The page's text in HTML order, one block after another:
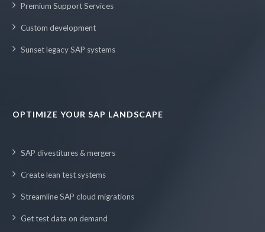
Premium Support Services
Custom development
Sunset legacy SAP systems
OPTIMIZE YOUR SAP LANDSCAPE
SAP divestitures & mergers
Create lean test systems
Streamline SAP cloud migrations
Get test data on demand